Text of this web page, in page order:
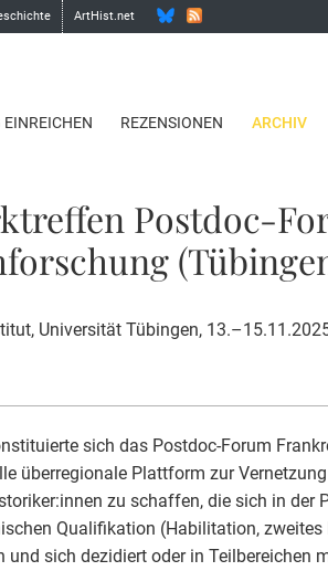
ArtHist.net
EINREICHEN REZENSIONEN ARCHIV
Postdoc-
Universität Tübingen,
sich das Postdoc-Forum
überregionale Plattform zur
zu schaffen, die sich in der
Qualifikation (Habilitation,
und sich dezidiert oder in Teilbereichen